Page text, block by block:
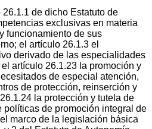
de dicho Estatuto de
exclusivas en materia
funcionamiento de sus
el artículo 26.1.3 el
derivado de las especialidades
artículo 26.1.23 la promoción y
de especial atención,
de protección, reinserción y
la protección y tutela de
políticas de promoción integral de
marco de la legislación básica